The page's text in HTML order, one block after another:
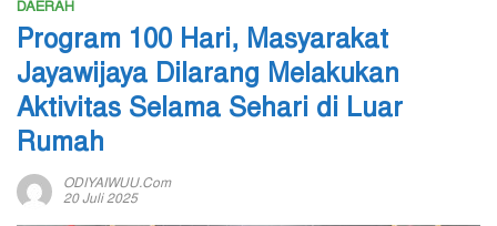
DAERAH
Program 100 Hari, Masyarakat
Jayawijaya Dilarang Melakukan
Aktivitas Selama Sehari di Luar
Rumah
ODIYAIWUU.com
20 Juli 2025